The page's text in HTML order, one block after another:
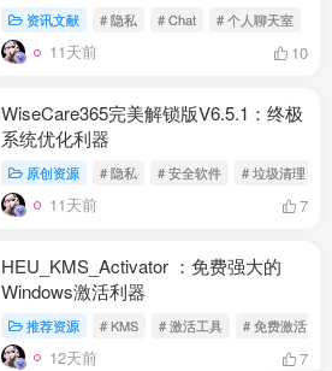
资讯文献 # 隐私 # Chat # 个人聊天室
11天前 10
WiseCare365完美解锁版V6.5.1：终极
系统优化利器
原创资源 # 隐私 # 安全软件 # 垃圾清理
11天前 7
HEU_KMS_Activator ：免费强大的
Windows激活利器
推荐资源 # KMS # 激活工具 # 免费激活
12天前 7